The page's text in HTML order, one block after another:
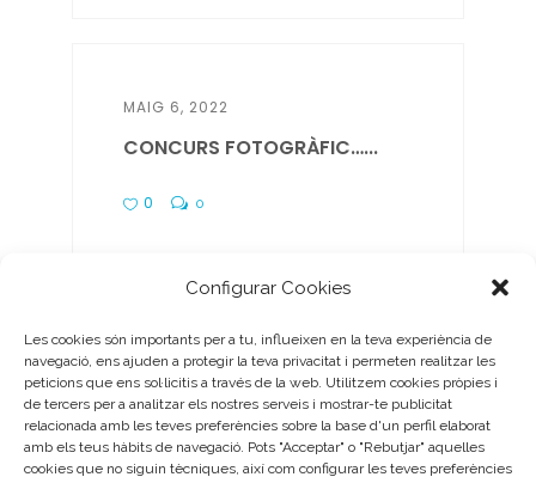
Configurar Cookies
Les cookies són importants per a tu, influeixen en la teva experiència de
navegació, ens ajuden a protegir la teva privacitat i permeten realitzar les
peticions que ens sol·licitis a través de la web. Utilitzem cookies pròpies i
de tercers per a analitzar els nostres serveis i mostrar-te publicitat
relacionada amb les teves preferències sobre la base d'un perfil elaborat
amb els teus hàbits de navegació. Pots "Acceptar" o "Rebutjar" aquelles
cookies que no siguin tècniques, així com configurar les teves preferències
MAIG 6, 2022
CONCURS FOTOGRÀFIC…...
0 0
ABRIL 26, 2022
EL DEFC ALS MITJANS,
TAMBÉ...